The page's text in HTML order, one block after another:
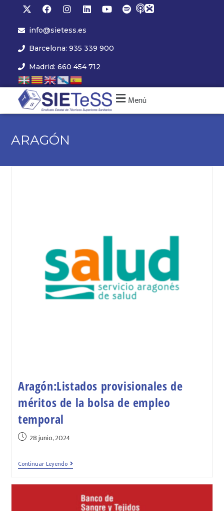
info@sietess.es
Barcelona: 935 339 900
Madrid: 660 454 712
Menú
ARAGÓN
Aragón:Listados provisionales de
méritos de la bolsa de empleo
temporal
28 junio, 2024
Continuar Leyendo